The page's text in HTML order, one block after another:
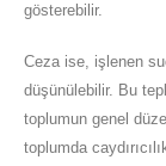
gösterebilir.
Ceza ise, işlenen
düşünülebilir. Bu
toplumun genel
toplumda